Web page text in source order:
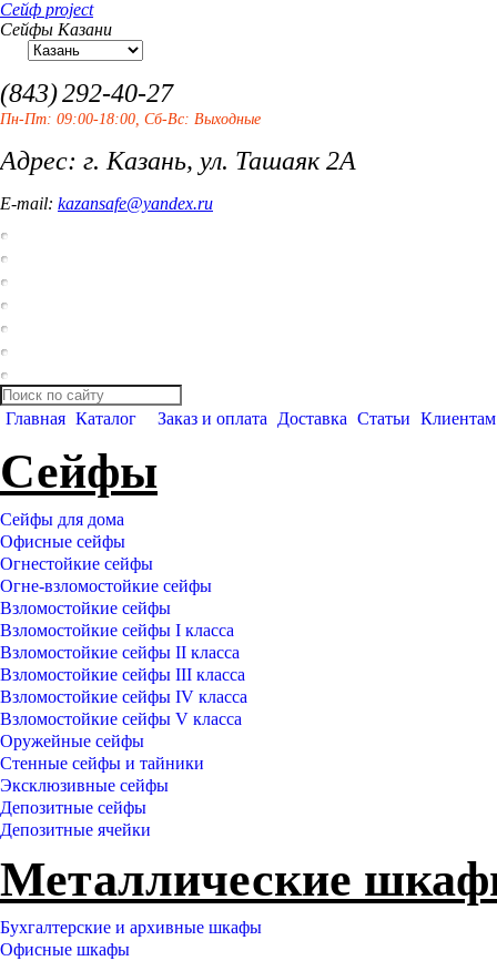
Сейф project
Сейфы Казани
(843)292-40-27
Пн-Пт: 09:00-18:00, Сб-Вс: Выходные
Адрес: г. Казань, ул. Ташаяк 2А
E-mail: kazansafe@yandex.ru
Главная Каталог Заказ и оплата Доставка Статьи Клиентам
Сейфы
Сейфы для дома
Офисные сейфы
Огнестойкие сейфы
Огне-взломостойкие сейфы
Взломостойкие сейфы
Взломостойкие сейфы I класса
Взломостойкие сейфы II класса
Взломостойкие сейфы III класса
Взломостойкие сейфы IV класса
Взломостойкие сейфы V класса
Оружейные сейфы
Стенные сейфы и тайники
Эксклюзивные сейфы
Депозитные сейфы
Депозитные ячейки
Металлические
Бухгалтерские и архивные шкафы
Офисные шкафы